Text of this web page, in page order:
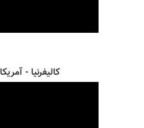
کالیفرنیا - آمریکا